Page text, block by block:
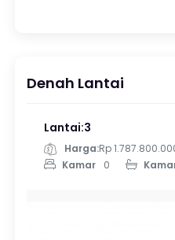
Denah Lantai
Lantai:3
Harga:Rp
Kamar
0